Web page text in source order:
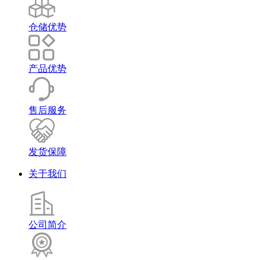
仓储优势
产品优势
售后服务
发货保障
关于我们
公司简介